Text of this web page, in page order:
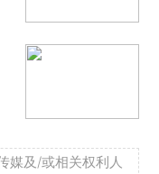
媒及/或相关权利人